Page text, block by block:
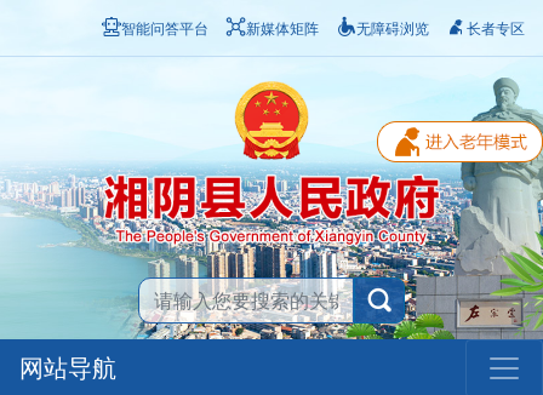
智能问答平台 新媒体矩阵 无障碍浏览 长者专区
网站导航